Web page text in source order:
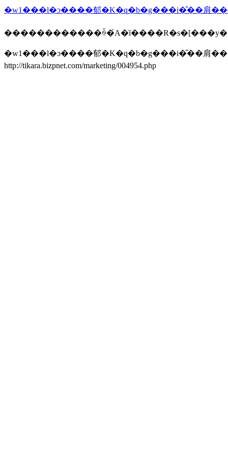
�w1���l�ɔ����郁�K�q�b�g���i�̂��肩
http://tikara.bizpnet.com/marketing/004954.php